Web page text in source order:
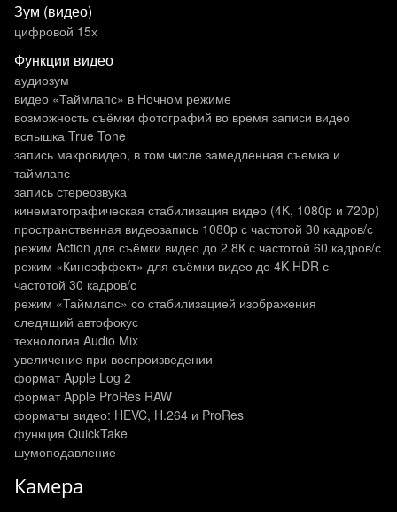
Зум (видео)
цифровой 15х
Функции видео
аудиозум
видео «Таймлапс» в Ночном режиме
возможность съёмки фотографий во время записи видео
вспышка True Tone
запись макровидео, в том числе замедленная съемка и
таймлапс
запись стереозвука
кинематографическая стабилизация видео (4K, 1080p и 720p)
пространственная видеозапись 1080p с частотой 30 кадров/с
режим Action для съёмки видео до 2.8К с частотой 60 кадров/с
режим «Киноэффект» для съёмки видео до 4K HDR с
частотой 30 кадров/с
режим «Таймлапс» со стабилизацией изображения
следящий автофокус
технология Audio Mix
увеличение при воспроизведении
формат Apple Log 2
формат Apple ProRes RAW
форматы видео: HEVC, H.264 и ProRes
функция QuickTake
шумоподавление
Камера